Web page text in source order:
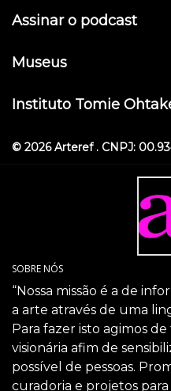
Assinar o podcast
Museus
Instituto Tomie
© 2026 Arteref . CNPJ:
SOBRE NÓS
“Nossa missão é a de
a arte através de uma
Para fazer isto agimos
visionária afim de
possível de pessoas.
curadoria e projetos